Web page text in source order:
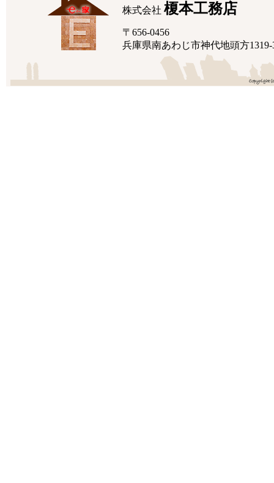
株式会社 榎本工務店
〒656-0456
兵庫県南あわじ市神代地頭方1319-